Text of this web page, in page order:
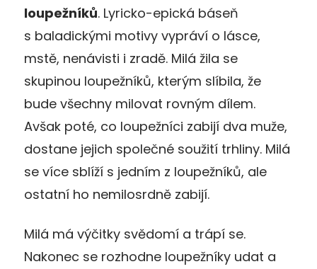
loupežníků. Lyricko-epická báseň
s baladickými motivy vypráví o lásce,
mstě, nenávisti i zradě. Milá žila se
skupinou loupežníků, kterým slíbila, že
bude všechny milovat rovným dílem.
Avšak poté, co loupežníci zabijí dva muže,
dostane jejich společné soužití trhliny. Milá
se více sblíží s jedním z loupežníků, ale
ostatní ho nemilosrdně zabijí.
Milá má výčitky svědomí a trápí se.
Nakonec se rozhodne loupežníky udat a